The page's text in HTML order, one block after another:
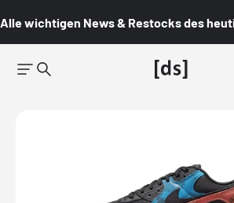
Alle wichtigen News & Restocks des